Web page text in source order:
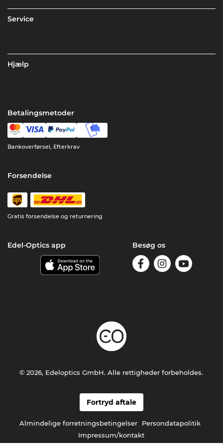
Service
Hjælp
Betalingsmetoder
Bankoverførsel, Efterkrav
Forsendelse
Gratis forsendelse og returnering
Edel-Optics app Besøg os
Fortryd aftale
Almindelige forretningsbetingelser
Persondatapolitik
Impressum/kontakt
© 2026, Edeloptics GmbH. Alle rettigheder forbeholdes.